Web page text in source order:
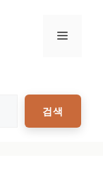
메뉴
검색